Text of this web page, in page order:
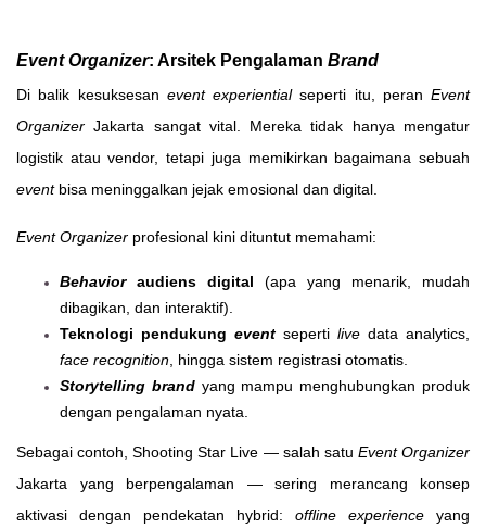
Event Organizer: Arsitek Pengalaman Brand
Di balik kesuksesan event experientialseperti itu, peran Event
Organizer Jakarta sangat vital. Mereka tidak hanya mengatur
logistik atau vendor, tetapi juga memikirkan bagaimana sebuah
eventbisa meninggalkan jejak emosional dan digital.
Event Organizer profesional kini dituntut memahami:
Behavioraudiens digital (apa yang menarik, mudah
dibagikan, dan interaktif).
Teknologi pendukung event seperti live data analytics,
face recognition , hingga sistem registrasi otomatis.
Storytelling brandyang mampu menghubungkan produk
dengan pengalaman nyata.
Sebagai contoh, Shooting Star Live — salah satu Event Organizer
Jakarta yang berpengalaman — sering merancang konsep
aktivasi dengan pendekatan hybrid: offline experience yang